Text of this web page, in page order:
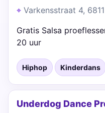
Varkensstraat 4,
Gratis Salsa
20 uur
Hiphop Kinderdans
Underdog Dance